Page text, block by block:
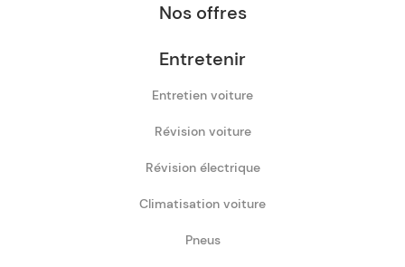
Nos offres
Entretenir
Entretien voiture
Révision voiture
Révision électrique
Climatisation voiture
Pneus